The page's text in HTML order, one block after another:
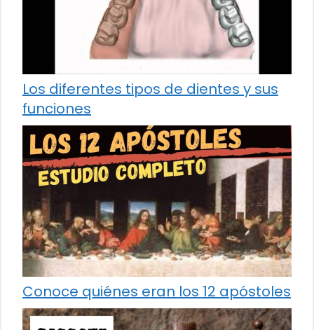
Los diferentes tipos de dientes y sus
funciones
Conoce quiénes eran los 12 apóstoles